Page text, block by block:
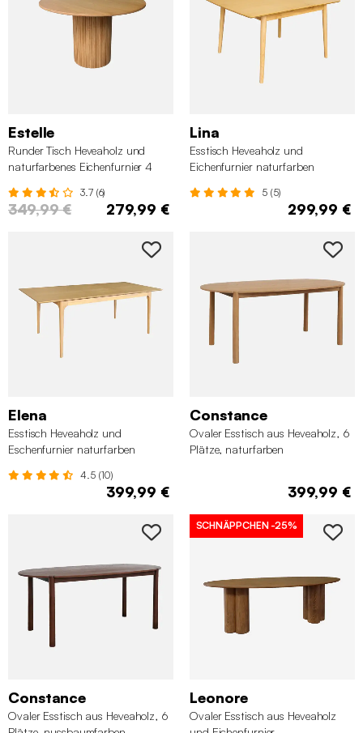
Estelle
Runder Tisch Heveaholz und
naturfarbenes Eichenfurnier 4
3.7 (6)
349,99 € 279,99 €
Lina
Esstisch Heveaholz und
Eichenfurnier naturfarben
5 (5)
299,99 €
Elena
Esstisch Heveaholz und
Eschenfurnier naturfarben
4.5 (10)
399,99 €
Constance
Ovaler Esstisch aus Heveaholz, 6
Plätze, naturfarben
399,99 €
Constance
Ovaler Esstisch aus Heveaholz, 6
SCHNÄPPCHEN -25%
Leonore
Ovaler Esstisch aus Heveaholz